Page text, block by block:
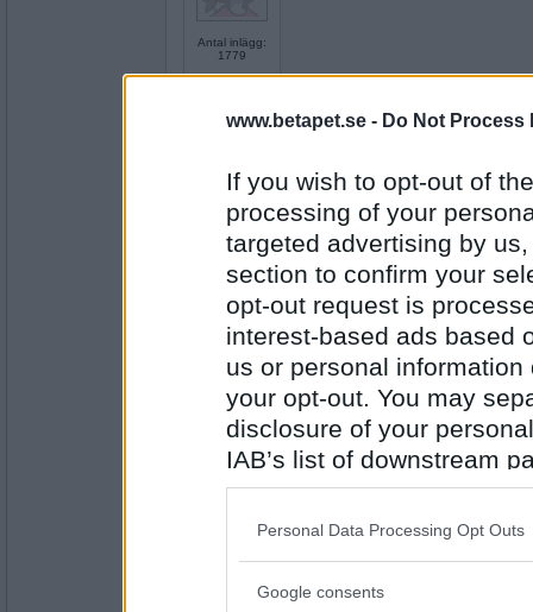
www.betapet.se - Do Not Process
If you wish to opt-out of
processing of your
targeted advertising by
section to confirm your
opt-out request is
interest-based ads based
us or personal
your opt-out. You may
disclosure of your
IAB’s list of downstream
also be disclosed by us
Downstream Participants
Please note that this
Personal Data Processing Opt Outs
Google consents
Antal inlägg:
1779
Antal inlägg:
Hand La
waaterLilly- Ej medlem längre
Antal inlägg: 765
La Ber
Ta La